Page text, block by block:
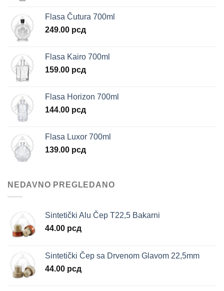
Flasa Čutura 700ml
249.00 рсд
Flasa Kairo 700ml
159.00 рсд
Flasa Horizon 700ml
144.00 рсд
Flasa Luxor 700ml
139.00 рсд
NEDAVNO PREGLEDANO
Sintetički Alu Čep T22,5 Bakarni
44.00 рсд
Sintetički Čep sa Drvenom Glavom 22,5mm
44.00 рсд